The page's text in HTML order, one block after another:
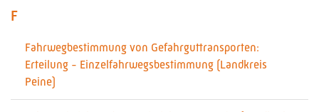
F
Fahrwegbestimmung von Gefahrguttransporten:
Erteilung - Einzelfahrwegsbestimmung (Landkreis
Peine)